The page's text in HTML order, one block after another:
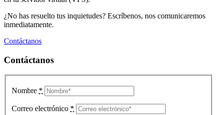
¿No has resuelto tus inquietudes? Escríbenos, nos comunicaremos
inmediatamente.
Contáctanos
Contáctanos
Nombre *
Correo electrónico *